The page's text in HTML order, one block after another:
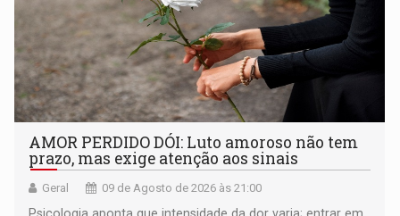
AMOR PERDIDO DÓI: Luto amoroso não tem
prazo, mas exige atenção aos sinais
Geral 09 de Agosto de 2026 às 21:00